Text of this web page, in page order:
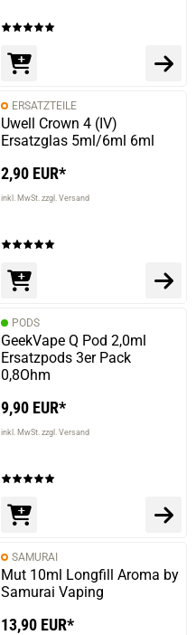
ERSATZTEILE
Uwell Crown 4 (IV)
Ersatzglas 5ml/6ml 6ml
2,90 EUR*
inkl. MwSt. zzgl. Versand
PODS
GeekVape Q Pod 2,0ml
Ersatzpods 3er Pack
0,8Ohm
9,90 EUR*
inkl. MwSt. zzgl. Versand
SAMURAI
Mut 10ml Longfill Aroma by
Samurai Vaping
13,90 EUR*